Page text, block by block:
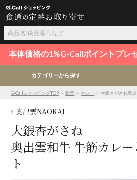
本体価格の1%G-Callポイントプレ
カテゴリーから探す
G-CallショッピングTOP ＞惣菜 ＞ カレー ＞ 大銀杏がさね奥
奥出雲NAORAI
大銀杏がさね
奥出雲和牛 牛筋カレ
ト